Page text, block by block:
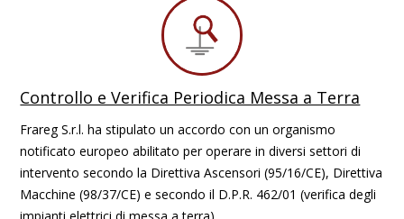
Controllo e Verifica Periodica Messa a Terra
Frareg S.r.l. ha stipulato un accordo con un organismo
notificato europeo abilitato per operare in diversi settori di
intervento secondo la Direttiva Ascensori (95/16/CE), Direttiva
Macchine (98/37/CE) e secondo il D.P.R. 462/01 (verifica degli